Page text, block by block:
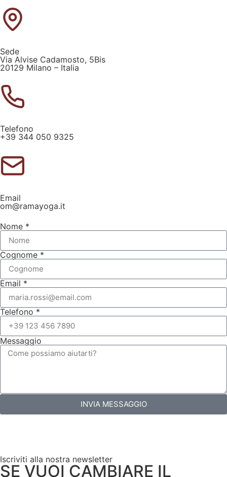
Sede
Via Alvise Cadamosto, 5Bis
20129 Milano – Italia
Telefono
+39 344 050 9325
Email
om@ramayoga.it
Nome *
Cognome *
Email *
Telefono *
Messaggio
INVIA MESSAGGIO
Iscriviti alla nostra newsletter
SE VUOI CAMBIARE IL